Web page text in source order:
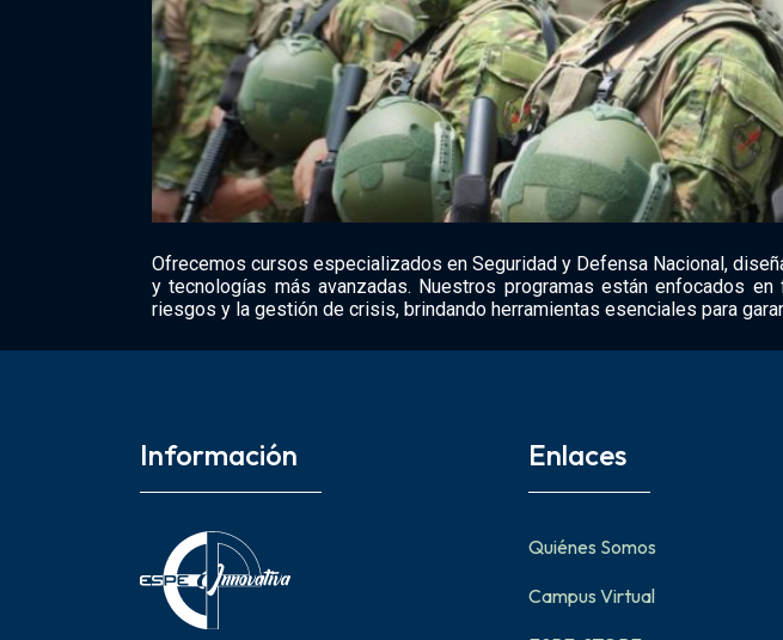
Ofrecemos cursos especializados en Seguridad y Defensa Nacional,
y tecnologías más avanzadas. Nuestros programas están enfocados
riesgos y la gestión de crisis, brindando herramientas esenciales para
Información Enlaces
Quiénes Somos
Campus Virtual